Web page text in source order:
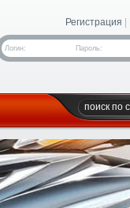
Регистрация
Логин: Пароль: